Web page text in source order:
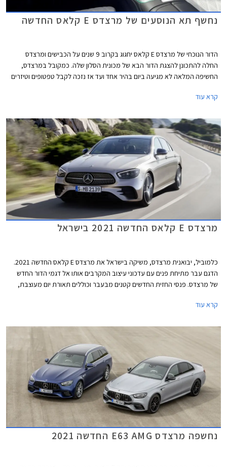
נחשף תא הנוסעים של מרצדס E קלאס החדשה
הדור הנוכחי של מרצדס E קלאס יחגוג בקרוב 9 שנים על הכבישים ומרצדס
החלה להתכונן להצגת הדור הבא של מכונית הסלון שלה. כמקובל במרצדס,
החשיפה המלאה לא מגיעה ביום בהיר אחד ועד אז נזכה לקבל טפטופים וטיזרים
קלאס ומשפחת דגמי הסלון של מרצדס עדיין מחזיקה בתואר הדגם הנמכר ביותר
המותג.
קרא עוד
מרצדס E קלאס החדשה 2021 בישראל
כלמוביל, יבואנית מרצדס, משיקה בישראל את מרצדס E קלאס החדשה 2021.
הדגם עבר מתיחת פנים עם עדכוני עיצוב המקרבים אותו אל דגמי הדור החדש
של מרצדס. פנסי החזית החדשים קטנים מבעבר וכוללים תאורת יום מעוצבת,
הצד נותרה אלגנטית ומתאפיינת בקו מותניים מעודן המשתפל לאחור. הזנב מציג
העיקרי בתא הנוסעים הוא גלגל ההגה החדש של מרצדס המכיל פקדי מגע.
קרא עוד
נחשפה מרצדס E63 AMG החדשה 2021